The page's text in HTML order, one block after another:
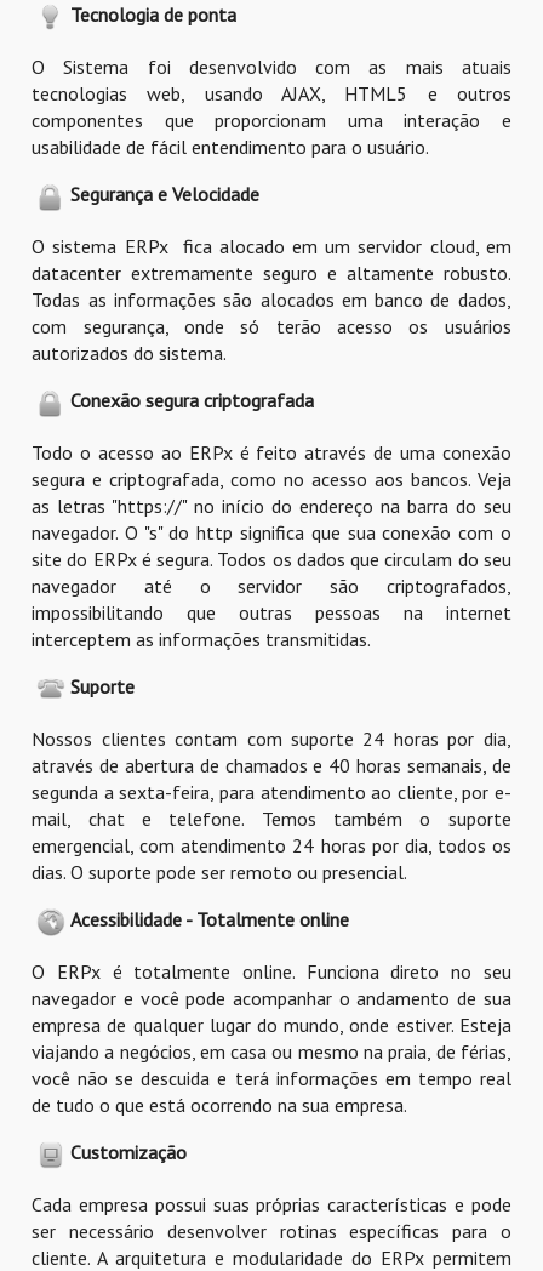
Tecnologia de ponta
O Sistema foi desenvolvido com as mais atuais
tecnologias web, usando AJAX, HTML5 e outros
componentes que proporcionam uma interação e
usabilidade de fácil entendimento para o usuário.
Segurança e Velocidade
O sistema ERPx fica alocado em um servidor cloud, em
datacenter extremamente seguro e altamente robusto.
Todas as informações são alocados em banco de dados,
com segurança, onde só terão acesso os usuários
autorizados do sistema.
Conexão segura criptografada
Todo o acesso ao ERPx é feito através de uma conexão
segura e criptografada, como no acesso aos bancos. Veja
as letras "https://" no início do endereço na barra do seu
navegador. O "s" do http significa que sua conexão com o
site do ERPx é segura. Todos os dados que circulam do seu
navegador até o servidor são criptografados,
impossibilitando que outras pessoas na internet
interceptem as informações transmitidas.
Suporte
Nossos clientes contam com suporte 24 horas por dia,
através de abertura de chamados e 40 horas semanais, de
segunda a sexta-feira, para atendimento ao cliente, por e-
mail, chat e telefone. Temos também o suporte
emergencial, com atendimento 24 horas por dia, todos os
dias. O suporte pode ser remoto ou presencial.
Acessibilidade - Totalmente online
O ERPx é totalmente online. Funciona direto no seu
navegador e você pode acompanhar o andamento de sua
empresa de qualquer lugar do mundo, onde estiver. Esteja
viajando a negócios, em casa ou mesmo na praia, de férias,
você não se descuida e terá informações em tempo real
de tudo o que está ocorrendo na sua empresa.
Customização
Cada empresa possui suas próprias características e pode
ser necessário desenvolver rotinas específicas para o
cliente. A arquitetura e modularidade do ERPx permitem